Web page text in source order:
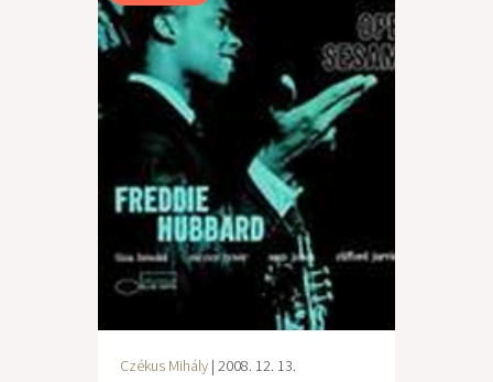
Czékus Mihály | 2008. 12. 13.